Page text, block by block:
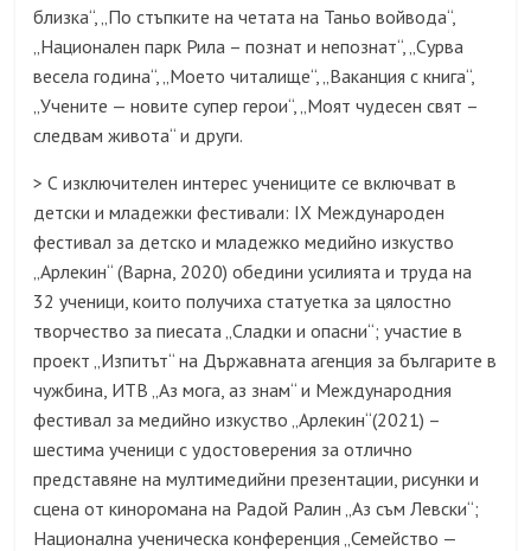
близка“, „По стъпките на четата на Таньо войвода“,
„Национален парк Рила – познат и непознат“, „Сурва
весела година“, „Моето читалище“, „Ваканция с книга“,
„Учените — новите супер герои“, „Моят чудесен свят –
следвам живота“ и други.
> С изключителен интерес учениците се включват в
детски и младежки фестивали: IX Международен
фестивал за детско и младежко медийно изкуство
„Арлекин“ (Варна, 2020) обедини усилията и труда на
32 ученици, които получиха статуетка за цялостно
творчество за пиесата „Сладки и опасни“; участие в
проект „Изпитът“ на Държавната агенция за българите в
чужбина, ИТВ „Аз мога, аз знам“ и Международния
фестивал за медийно изкуство „Арлекин“(2021) –
шестима ученици с удостоверения за отлично
представяне на мултимедийни презентации, рисунки и
сцена от киноромана на Радой Ралин „Аз съм Левски“;
Национална ученическа конференция „Семейство —